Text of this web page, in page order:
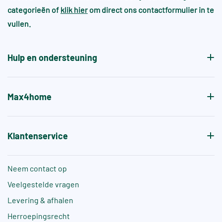
patroon.
Voor zwembaden en wellnessruimtes gelden vaak
aanvullende normen, zoals +A of +B, die specifiek
categorieën of klik hier om direct ons contactformulier in te
vullen.
Hulp en ondersteuning
Max4home
Klantenservice
Neem contact op
Veelgestelde vragen
Levering & afhalen
Herroepingsrecht